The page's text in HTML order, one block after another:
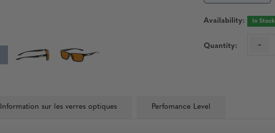
Availability: In Stock
Quantity: -
Information sur les verres optiques Perfomance Level